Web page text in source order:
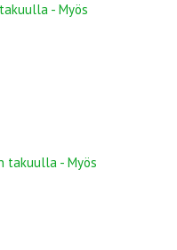
- Myös
takuulla - Myös